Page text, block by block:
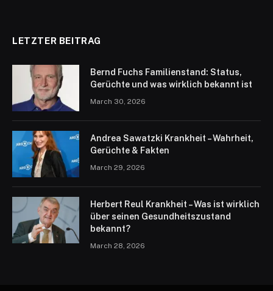
LETZTER BEITRAG
Bernd Fuchs Familienstand: Status,
Gerüchte und was wirklich bekannt ist
March 30, 2026
Andrea Sawatzki Krankheit – Wahrheit,
Gerüchte & Fakten
March 29, 2026
Herbert Reul Krankheit – Was ist wirklich
über seinen Gesundheitszustand
bekannt?
March 28, 2026